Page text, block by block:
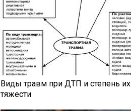
Виды травм при ДТП и степень их
тяжести